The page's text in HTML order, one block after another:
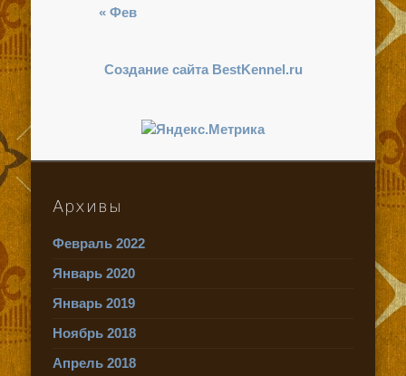
« Фев
Создание сайта BestKennel.ru
Архивы
Февраль 2022
Январь 2020
Январь 2019
Ноябрь 2018
Апрель 2018